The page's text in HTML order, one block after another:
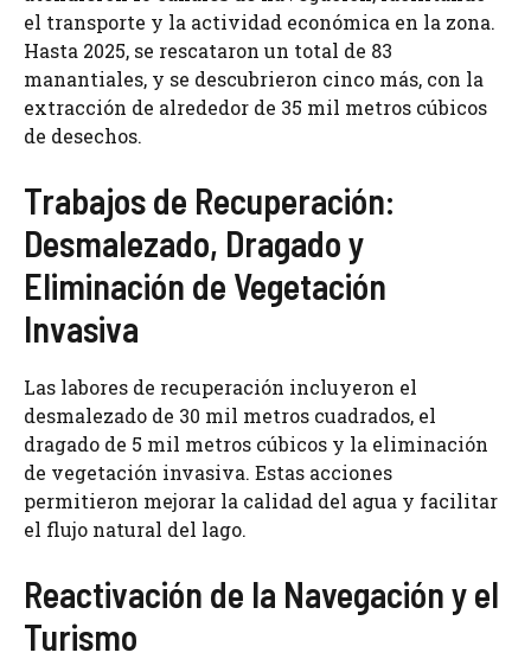
el transporte y la actividad económica en la zona.
Hasta 2025, se rescataron un total de 83
manantiales, y se descubrieron cinco más, con la
extracción de alrededor de 35 mil metros cúbicos
de desechos.
Trabajos de Recuperación:
Desmalezado, Dragado y
Eliminación de Vegetación
Invasiva
Las labores de recuperación incluyeron el
desmalezado de 30 mil metros cuadrados, el
dragado de 5 mil metros cúbicos y la eliminación
de vegetación invasiva. Estas acciones
permitieron mejorar la calidad del agua y facilitar
el flujo natural del lago.
Reactivación de la Navegación y el
Turismo